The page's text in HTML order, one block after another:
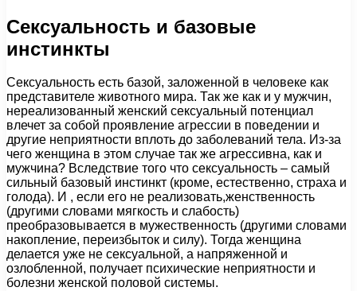
Сексуальность и базовые
инстинкты
Сексуальность есть базой, заложенной в человеке как
представителе животного мира. Так же как и у мужчин,
нереализованный женский сексуальный потенциал
влечет за собой проявление агрессии в поведении и
другие неприятности вплоть до заболеваний тела. Из-за
чего женщина в этом случае так же агрессивна, как и
мужчина? Вследствие того что сексуальность – самый
сильный базовый инстинкт (кроме, естественно, страха и
голода). И , если его не реализовать,женственность
(другими словами мягкость и слабость)
преобразовывается в мужественность (другими словами
накопление, переизбыток и силу). Тогда женщина
делается уже не сексуальной, а напряженной и
озлобленной, получает психические неприятности и
болезни женской половой системы.